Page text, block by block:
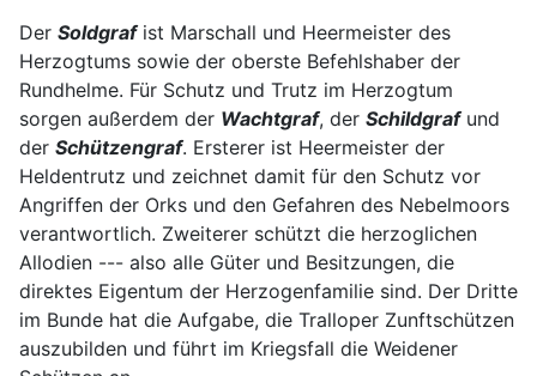
Der Soldgrafist Marschall und Heermeister des
Herzogtums sowie der oberste Befehlshaber der
Rundhelme. Für Schutz und Trutz im Herzogtum
sorgen außerdem der Wachtgraf, der Schildgrafund
der Schützengraf. Ersterer ist Heermeister der
Heldentrutz und zeichnet damit für den Schutz vor
Angriffen der Orks und den Gefahren des Nebelmoors
verantwortlich. Zweiterer schützt die herzoglichen
Allodien --- also alle Güter und Besitzungen, die
direktes Eigentum der Herzogenfamilie sind. Der Dritte
im Bunde hat die Aufgabe, die Tralloper Zunftschützen
auszubilden und führt im Kriegsfall die Weidener